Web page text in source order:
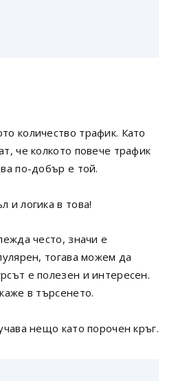
количество трафик. Като
че колкото повече трафик
по-добър е той.
и логика в това!
често, значи е
тогава можем да
е полезен и интересен.
в търсенето.
нещо като порочен кръг.